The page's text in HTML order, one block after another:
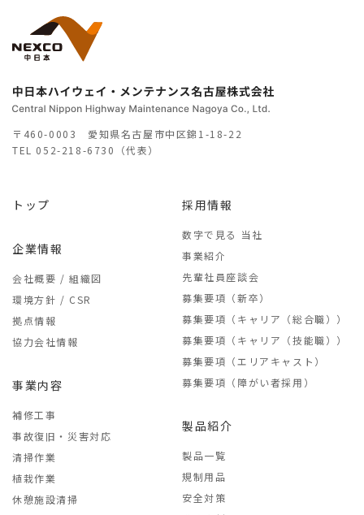
〒460-0003 愛知県名古屋市中区錦1-18-22
TEL 052-218-6730（代表）
トップ
企業情報
会社概要 / 組織図
環境方針 / CSR
拠点情報
協力会社情報
事業内容
補修工事
事故復旧・災害対応
清掃作業
植栽作業
休憩施設清掃
採用情報
数字で見る 当社
事業紹介
先輩社員座談会
募集要項（新卒）
募集要項（キャリア（総合職））
募集要項（キャリア（技能職））
募集要項（エリアキャスト）
募集要項（障がい者採用）
製品紹介
製品一覧
規制用品
安全対策